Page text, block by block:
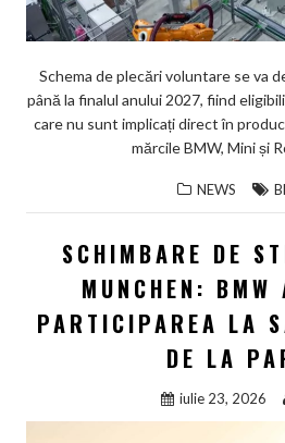
Schema de plecări voluntare se va
până la finalul anului 2027, fiind
care nu sunt implicați direct în
mărcile BMW, Mini și
NEWS
SCHIMBARE DE
MUNCHEN: BMW
PARTICIPAREA LA
DE LA
iulie 23, 2026